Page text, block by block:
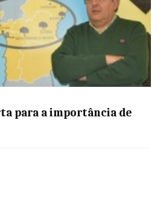
para a importância de